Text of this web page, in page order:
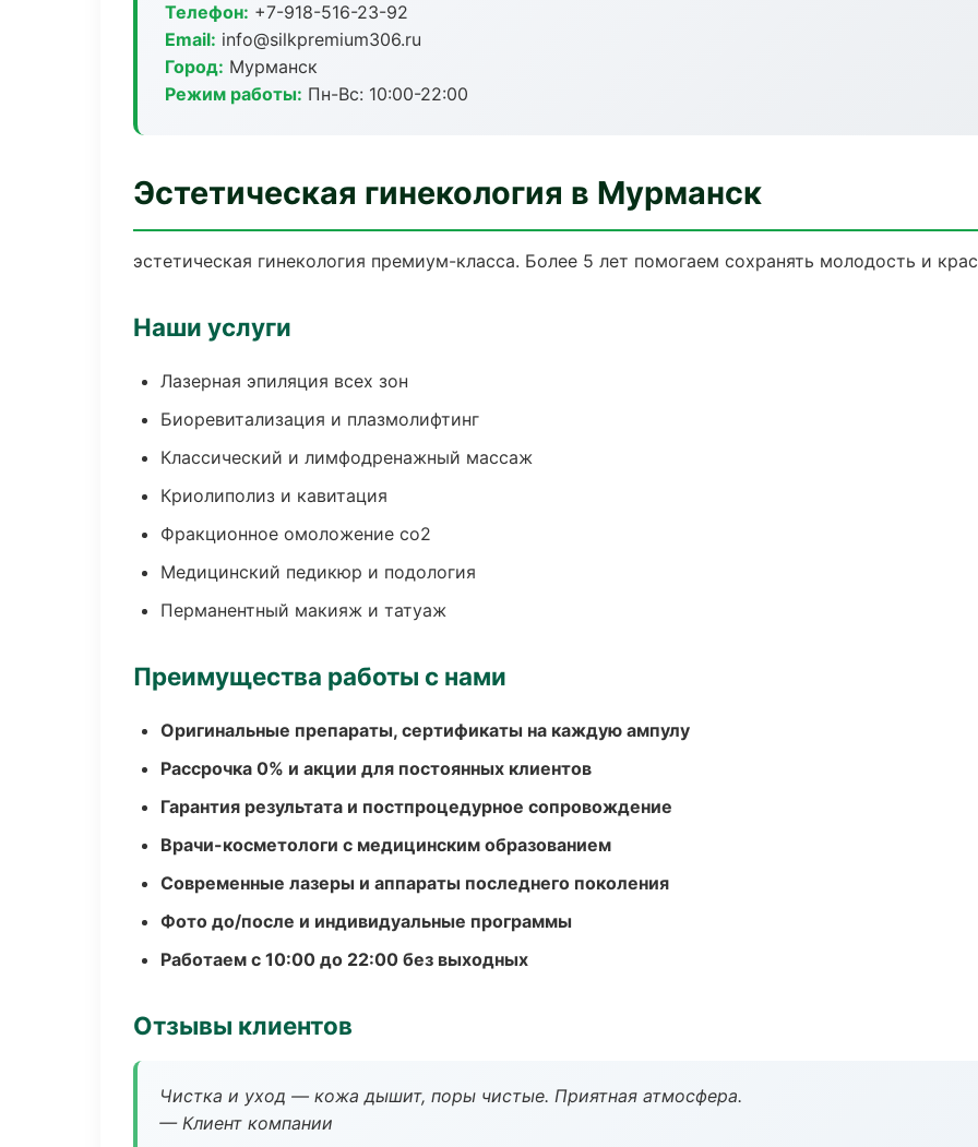
Телефон: +7-918-516-23-92
Email: info@silkpremium306.ru
Город: Мурманск
Режим работы: Пн-Вс: 10:00-22:00
Эстетическая гинекология в Мурманск
эстетическая гинекология премиум-класса. Более 5 лет помогаем сохранять молодость и
Наши услуги
Лазерная эпиляция всех зон
Биоревитализация и плазмолифтинг
Классический и лимфодренажный массаж
Криолиполиз и кавитация
Фракционное омоложение co2
Медицинский педикюр и подология
Перманентный макияж и татуаж
Преимущества работы с нами
Оригинальные препараты, сертификаты на каждую ампулу
Рассрочка 0% и акции для постоянных клиентов
Гарантия результата и постпроцедурное сопровождение
Врачи-косметологи с медицинским образованием
Современные лазеры и аппараты последнего поколения
Фото до/после и индивидуальные программы
Работаем с 10:00 до 22:00 без выходных
Отзывы клиентов
Чистка и уход — кожа дышит, поры чистые. Приятная атмосфера.
— Клиент компании